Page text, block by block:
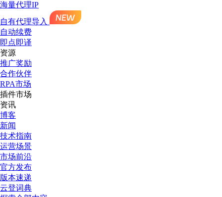
海量代理IP
自有代理导入
自动续费
即点即译
资源
推广奖励
合作伙伴
RPA市场
插件市场
资讯
博客
新闻
技术指南
运营场景
市场前沿
官方发布
版本速递
云登词典